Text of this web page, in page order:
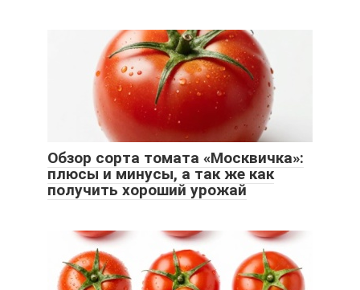
Обзор сорта томата «Москвичка»:
плюсы и минусы, а так же как
получить хороший урожай